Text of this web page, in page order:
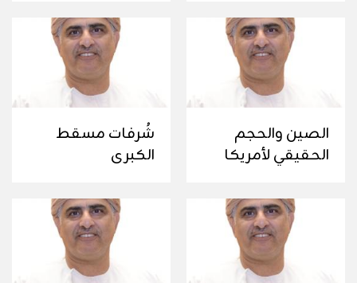
الصين والحجم
الحقيقي لأمريكا
شُرفات مسقط
الكبرى